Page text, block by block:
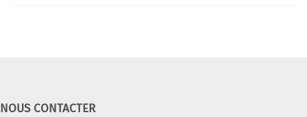
NOUS CONTACTER